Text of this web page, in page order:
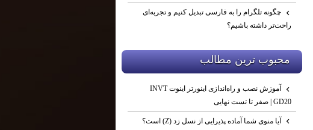
چگونه تلگرام را به فارسی تبدیل کنیم و تجربه‌ای
راحت‌تر داشته باشیم؟
محبوب ترين مطالب
آموزش نصب و راه‌اندازی اینورتر اینوت INVT
GD20 | صفر تا تست نهایی
آیا منوی شما آماده پذیرایی از نسل زد (Z) است؟